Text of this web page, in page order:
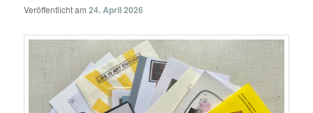
Veröffentlicht am24. April 2026